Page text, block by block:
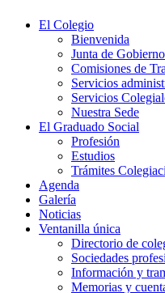
El Colegio
Bienvenida
Junta de Gobierno
Comisiones de
Servicios
Servicios
Nuestra Sede
El Graduado Social
Profesión
Estudios
Trámites
Agenda
Galería
Noticias
Ventanilla única
Directorio de
Sociedades
Información y
Memorias y